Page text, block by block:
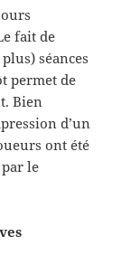
fait de
séances
permet de
Bien
d’un
ont été
le